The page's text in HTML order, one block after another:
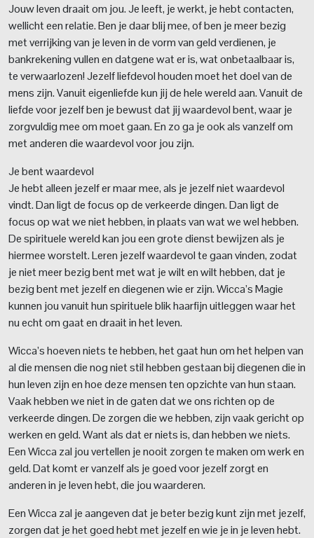
Jouw leven draait om jou. Je leeft, je werkt, je hebt contacten,
wellicht een relatie. Ben je daar blij mee, of ben je meer bezig
met verrijking van je leven in de vorm van geld verdienen, je
bankrekening vullen en datgene wat er is, wat onbetaalbaar is,
te verwaarlozen! Jezelf liefdevol houden moet het doel van de
mens zijn. Vanuit eigenliefde kun jij de hele wereld aan. Vanuit de
liefde voor jezelf ben je bewust dat jij waardevol bent, waar je
zorgvuldig mee om moet gaan. En zo ga je ook als vanzelf om
met anderen die waardevol voor jou zijn.
Je bent waardevol
Je hebt alleen jezelf er maar mee, als je jezelf niet waardevol
vindt. Dan ligt de focus op de verkeerde dingen. Dan ligt de
focus op wat we niet hebben, in plaats van wat we wel hebben.
De spirituele wereld kan jou een grote dienst bewijzen als je
hiermee worstelt. Leren jezelf waardevol te gaan vinden, zodat
je niet meer bezig bent met wat je wilt en wilt hebben, dat je
bezig bent met jezelf en diegenen wie er zijn. Wicca’s Magie
kunnen jou vanuit hun spirituele blik haarfijn uitleggen waar het
nu echt om gaat en draait in het leven.
Wicca’s hoeven niets te hebben, het gaat hun om het helpen van
al die mensen die nog niet stil hebben gestaan bij diegenen die in
hun leven zijn en hoe deze mensen ten opzichte van hun staan.
Vaak hebben we niet in de gaten dat we ons richten op de
verkeerde dingen. De zorgen die we hebben, zijn vaak gericht op
werken en geld. Want als dat er niets is, dan hebben we niets.
Een Wicca zal jou vertellen je nooit zorgen te maken om werk en
geld. Dat komt er vanzelf als je goed voor jezelf zorgt en
anderen in je leven hebt, die jou waarderen.
Een Wicca zal je aangeven dat je beter bezig kunt zijn met jezelf,
zorgen dat je het goed hebt met jezelf en wie je in je leven hebt.